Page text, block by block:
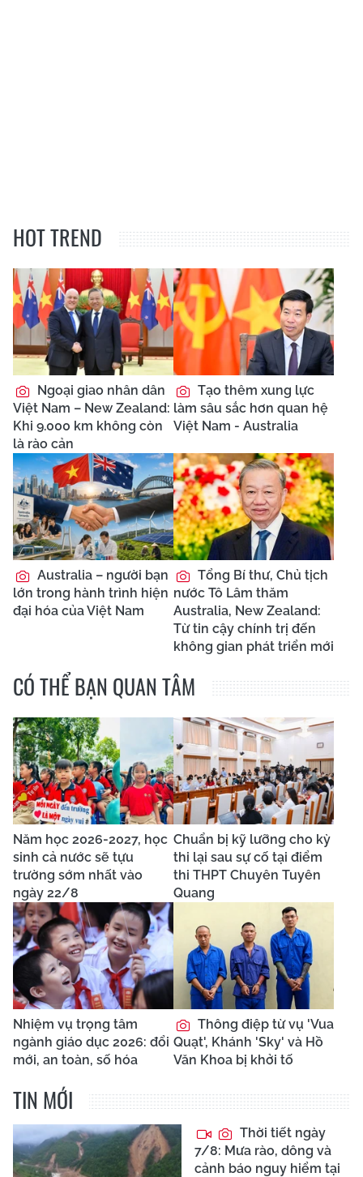
HOT TREND
Ngoại giao nhân dân
Việt Nam – New Zealand:
Khi 9.000 km không còn
là rào cản
Tạo thêm xung lực
làm sâu sắc hơn quan hệ
Việt Nam - Australia
Australia – người bạn
lớn trong hành trình hiện
đại hóa của Việt Nam
Tổng Bí thư, Chủ tịch
nước Tô Lâm thăm
Australia, New Zealand:
Từ tin cậy chính trị đến
không gian phát triển mới
CÓ THỂ BẠN QUAN TÂM
Năm học 2026-2027, học
sinh cả nước sẽ tựu
trường sớm nhất vào
ngày 22/8
Chuẩn bị kỹ lưỡng cho kỳ
thi lại sau sự cố tại điểm
thi THPT Chuyên Tuyên
Quang
Nhiệm vụ trọng tâm
ngành giáo dục 2026: đổi
mới, an toàn, số hóa
Thông điệp từ vụ 'Vua
Quạt', Khánh 'Sky' và Hồ
Văn Khoa bị khởi tố
TIN MỚI
Thời tiết ngày
7/8: Mưa rào, dông và
cảnh báo nguy hiểm tại